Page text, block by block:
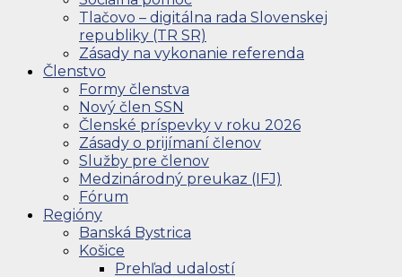
Tlačovo – digitálna rada Slovenskej
republiky (TR SR)
Zásady na vykonanie referenda
Členstvo
Formy členstva
Nový člen SSN
Členské príspevky v roku 2026
Zásady o prijímaní členov
Služby pre členov
Medzinárodný preukaz (IFJ)
Fórum
Regióny
Banská Bystrica
Košice
Prehľad udalostí